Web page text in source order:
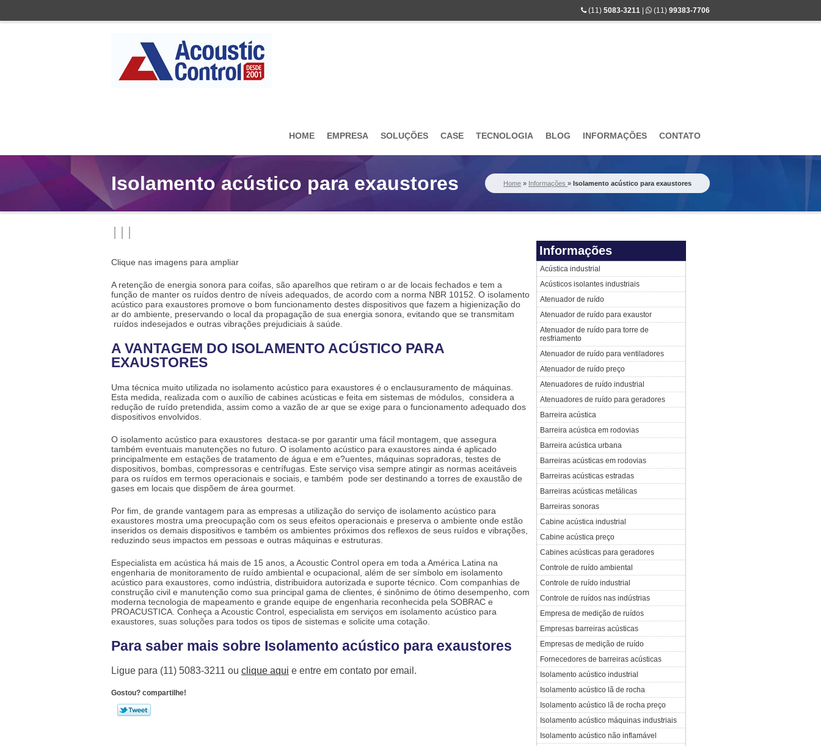
(11) 5083-3211 (11) 99383-7706
HOME EMPRESA SOLUÇÕES CASE TECNOLOGIA BLOG INFORMAÇÕES CONTATO
Home » Informações » Isolamento acústico para exaustores
Isolamento acústico para exaustores
Clique nas imagens para ampliar
A retenção de energia sonora para coifas, são aparelhos que retiram o ar de locais fechados e tem a
função de manter os ruídos dentro de níveis adequados, de acordo com a norma NBR 10152. O isolamento
acústico para exaustores promove o bom funcionamento destes dispositivos que fazem a higienização do
ar do ambiente, preservando o local da propagação de sua energia sonora, evitando que se transmitam
ruídos indesejados e outras vibrações prejudiciais à saúde.
A VANTAGEM DO ISOLAMENTO ACÚSTICO PARA
EXAUSTORES
Uma técnica muito utilizada no isolamento acústico para exaustores é o enclausuramento de máquinas.
Esta medida, realizada com o auxílio de cabines acústicas e feita em sistemas de módulos, considera a
redução de ruído pretendida, assim como a vazão de ar que se exige para o funcionamento adequado dos
dispositivos envolvidos.
O isolamento acústico para exaustores destaca-se por garantir uma fácil montagem, que assegura
também eventuais manutenções no futuro. O isolamento acústico para exaustores ainda é aplicado
principalmente em estações de tratamento de água e em e?uentes, máquinas sopradoras, testes de
dispositivos, bombas, compressoras e centrífugas. Este serviço visa sempre atingir as normas aceitáveis
para os ruídos em termos operacionais e sociais, e também pode ser destinando a torres de exaustão de
gases em locais que dispõem de área gourmet.
Por fim, de grande vantagem para as empresas a utilização do serviço de isolamento acústico para
exaustores mostra uma preocupação com os seus efeitos operacionais e preserva o ambiente onde estão
inseridos os demais dispositivos e também os ambientes próximos dos reflexos de seus ruídos e vibrações,
reduzindo seus impactos em pessoas e outras máquinas e estruturas.
Especialista em acústica há mais de 15 anos, a Acoustic Control opera em toda a América Latina na
engenharia de monitoramento de ruído ambiental e ocupacional, além de ser símbolo em isolamento
acústico para exaustores , como indústria, distribuidora autorizada e suporte técnico. Com companhias de
construção civil e manutenção como sua principal gama de clientes, é sinônimo de ótimo desempenho, com
moderna tecnologia de mapeamento e grande equipe de engenharia reconhecida pela SOBRAC e
PROACUSTICA. Conheça a Acoustic Control, especialista em serviços em isolamento acústico para
exaustores , suas soluções para todos os tipos de sistemas e solicite uma cotação.
Para saber mais sobre Isolamento acústico para exaustores
Ligue para (11) 5083-3211 ou clique aqui e entre em contato por email.
Gostou? compartilhe!
Informações
Acústica industrial
Acústicos isolantes industriais
Atenuador de ruído
Atenuador de ruído para exaustor
Atenuador de ruído para torre de
resfriamento
Atenuador de ruído para ventiladores
Atenuador de ruído preço
Atenuadores de ruído industrial
Atenuadores de ruído para geradores
Barreira acústica
Barreira acústica em rodovias
Barreira acústica urbana
Barreiras acústicas em rodovias
Barreiras acústicas estradas
Barreiras acústicas metálicas
Barreiras sonoras
Cabine acústica industrial
Cabine acústica preço
Cabines acústicas para geradores
Controle de ruído ambiental
Controle de ruído industrial
Controle de ruídos nas indústrias
Empresa de medição de ruídos
Empresas barreiras acústicas
Empresas de medição de ruído
Fornecedores de barreiras acústicas
Isolamento acústico industrial
Isolamento acústico lã de rocha
Isolamento acústico lã de rocha preço
Isolamento acústico máquinas industriais
Isolamento acústico não inflamável